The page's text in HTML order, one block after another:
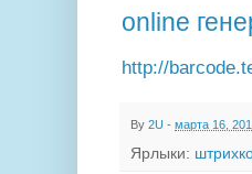
online
http://
By 2U - марта 16,
Ярлыки: